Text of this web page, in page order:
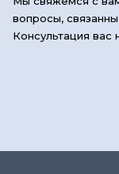
вопросы,
Консультация вас